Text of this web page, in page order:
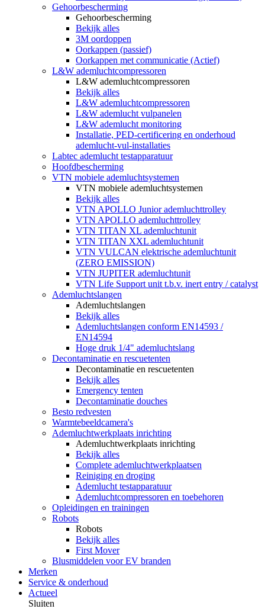
Gehoorbescherming
Gehoorbescherming
Bekijk alles
3M oordoppen
Oorkappen (passief)
Oorkappen met communicatie (Actief)
L&W ademluchtcompressoren
L&W ademluchtcompressoren
Bekijk alles
L&W ademluchtcompressoren
L&W ademlucht vulpanelen
L&W ademlucht monitoring
Installatie, PED-certificering en onderhoud
ademlucht-vul-installaties
Labtec ademlucht testapparatuur
Hoofdbescherming
VTN mobiele ademluchtsystemen
VTN mobiele ademluchtsystemen
Bekijk alles
VTN APOLLO Junior ademluchttrolley
VTN APOLLO ademluchttrolley
VTN TITAN XL ademluchtunit
VTN TITAN XXL ademluchtunit
VTN VULCAN elektrische ademluchtunit
(ZERO EMISSION)
VTN JUPITER ademluchtunit
VTN Life Support unit t.b.v. inert entry / catalyst
Ademluchtslangen
Ademluchtslangen
Bekijk alles
Ademluchtslangen conform EN14593 /
EN14594
Hoge druk 1/4" ademluchtslang
Decontaminatie en rescuetenten
Decontaminatie en rescuetenten
Bekijk alles
Emergency tenten
Decontaminatie douches
Besto redvesten
Warmtebeeldcamera's
Ademluchtwerkplaats inrichting
Ademluchtwerkplaats inrichting
Bekijk alles
Complete ademluchtwerkplaatsen
Reiniging en droging
Ademlucht testapparatuur
Ademluchtcompressoren en toebehoren
Opleidingen en trainingen
Robots
Robots
Bekijk alles
First Mover
Blusmiddelen voor EV branden
Merken
Service & onderhoud
Actueel
Sluiten